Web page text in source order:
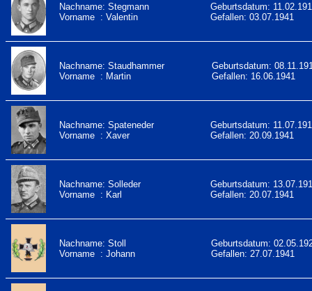
Nachname: Stegmann
Vorname : Valentin
Geburtsdatum:
Gefallen: 03.07.1941
Nachname: Staudhammer
Vorname : Martin
Geburtsdatum:
Gefallen: 16.06.1941
Nachname: Spateneder
Vorname : Xaver
Geburtsdatum:
Gefallen: 20.09.1941
Nachname: Solleder
Vorname : Karl
Geburtsdatum:
Gefallen: 20.07.1941
Nachname: Stoll
Vorname : Johann
Geburtsdatum:
Gefallen: 27.07.1941